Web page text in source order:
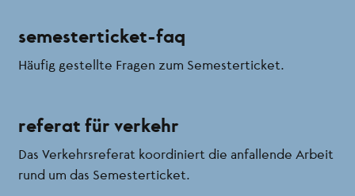
semesterticket-faq
Häufig gestellte Fragen zum Semesterticket.
referat für verkehr
Das Verkehrsreferat koordiniert die anfallende Arbeit
rund um das Semesterticket.